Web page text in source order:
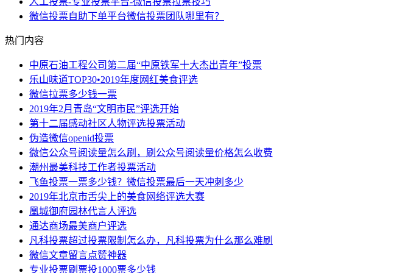
微信投票自助下单平台微信投票团队哪里有？
热门内容
中原石油工程公司第二届“中原铁军十大杰出青年”投票
乐山味道TOP30•2019年度网红美食评选
微信拉票多少钱一票
2019年2月青岛“文明市民”评选开始
第十二届感动社区人物评选投票活动
伪造微信openid投票
微信公众号阅读量怎么刷，刷公众号阅读量价格怎么收费
潮州最美科技工作者投票活动
飞鱼投票一票多少钱？微信投票最后一天冲刺多少
2019年北京市舌尖上的美食网络评选大赛
凰城御府园林代言人评选
通达商场最美商户评选
凡科投票超过投票限制怎么办，凡科投票为什么那么难刷
微信文章留言点赞神器
专业投票刷票投1000票多少钱